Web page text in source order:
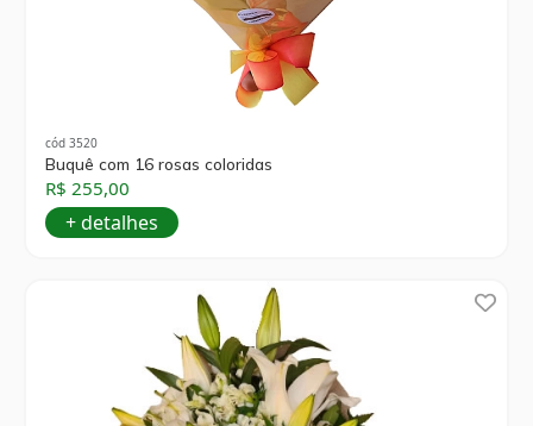
cód 3520
Buquê com 16 rosas coloridas
R$ 255,00
+ detalhes